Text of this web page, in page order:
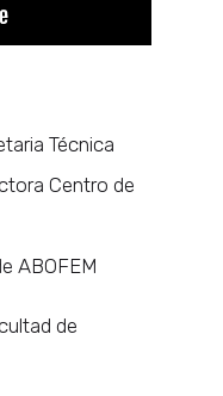
Técnica
Centro de
ABOFEM
de